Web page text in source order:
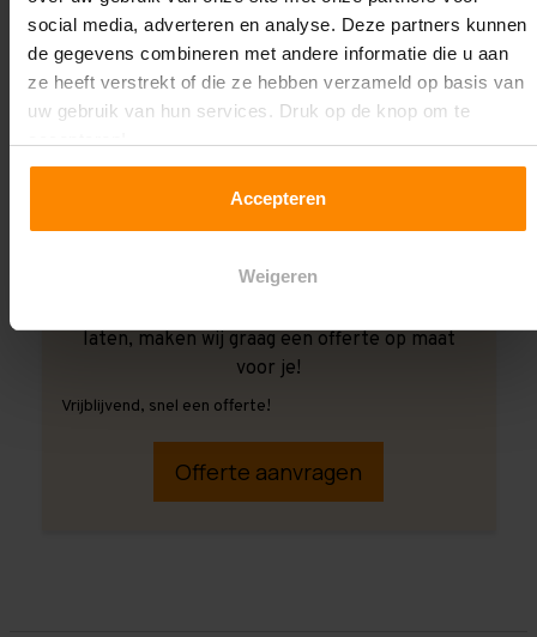
social media, adverteren en analyse. Deze partners kunnen
de gegevens combineren met andere informatie die u aan
ze heeft verstrekt of die ze hebben verzameld op basis van
uw gebruik van hun services. Druk op de knop om te
Accepteren
Weigeren
laten, maken wij graag een offerte op maat
voor je!
Vrijblijvend, snel een offerte!
Offerte aanvragen